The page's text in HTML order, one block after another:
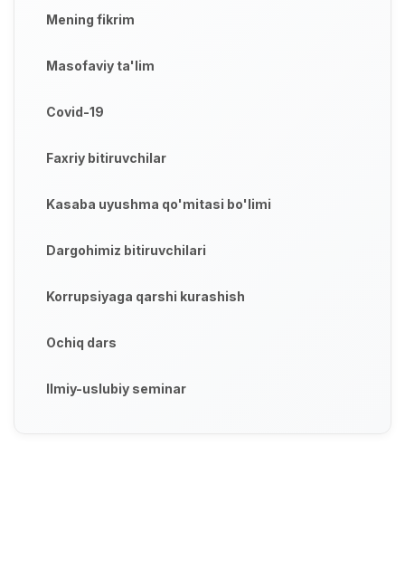
Mening fikrim
Masofaviy ta'lim
Covid-19
Faxriy bitiruvchilar
Kasaba uyushma qo'mitasi bo'limi
Dargohimiz bitiruvchilari
Korrupsiyaga qarshi kurashish
Ochiq dars
Ilmiy-uslubiy seminar